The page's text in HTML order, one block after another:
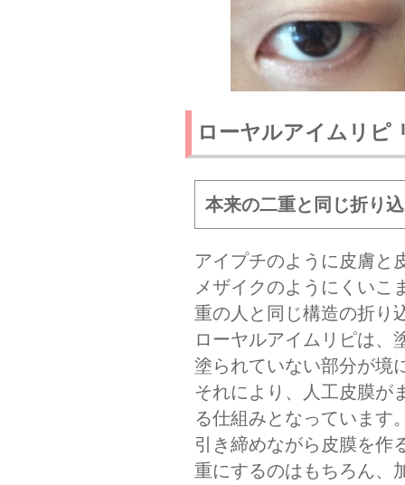
ローヤルアイムリピ
本来の二重と同じ折り
アイプチのように皮膚と
メザイクのようにくいこ
重の人と同じ構造の折り
ローヤルアイムリピは、
塗られていない部分が境
それにより、人工皮膜が
る仕組みとなっています
引き締めながら皮膜を作
重にするのはもちろん、